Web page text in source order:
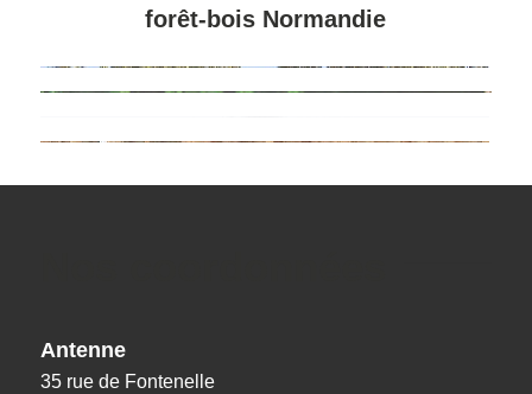
forêt-bois Normandie
Antenne
35 rue de Fontenelle